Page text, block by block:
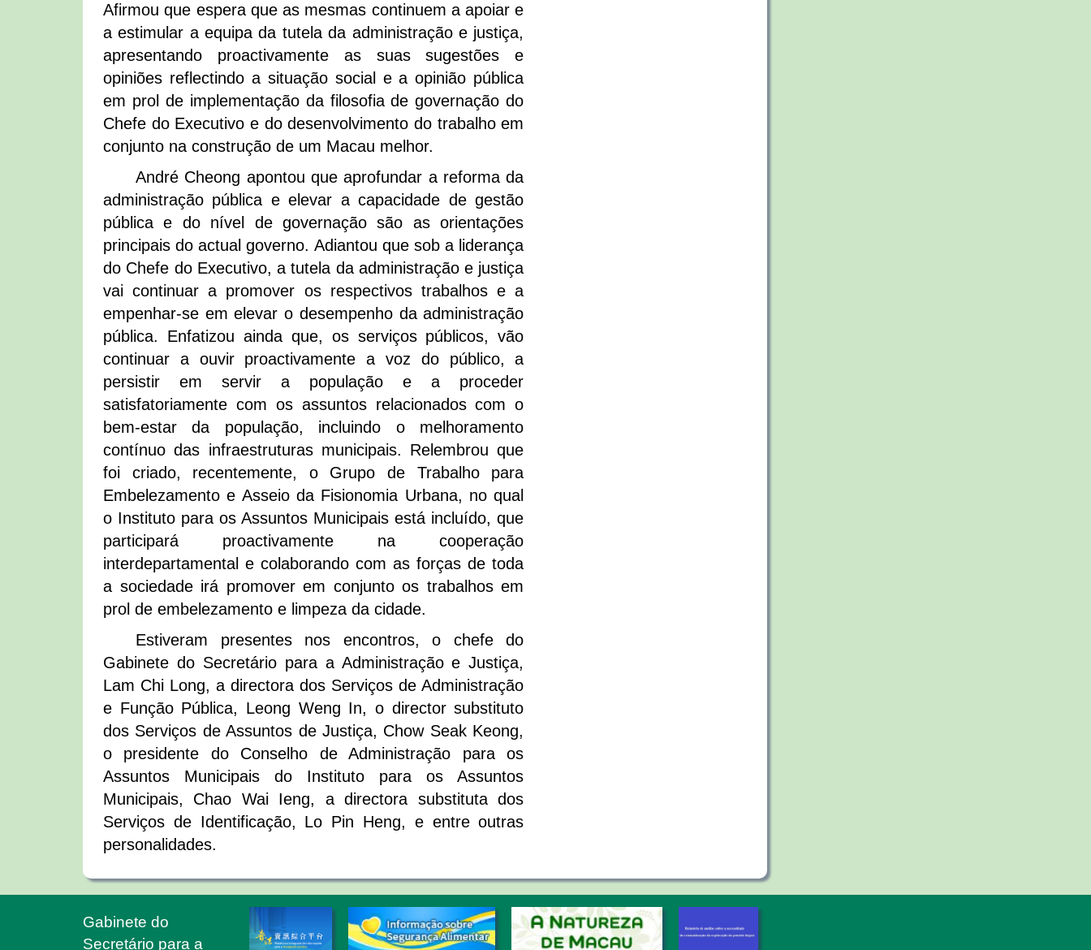
Afirmou que espera que as mesmas continuem a apoiar e
a estimular a equipa da tutela da administração e justiça,
apresentando proactivamente as suas sugestões e
opiniões reflectindo a situação social e a opinião pública
em prol de implementação da filosofia de governação do
Chefe do Executivo e do desenvolvimento do trabalho em
conjunto na construção de um Macau melhor.
André Cheong apontou que aprofundar a reforma da
administração pública e elevar a capacidade de gestão
pública e do nível de governação são as orientações
principais do actual governo. Adiantou que sob a liderança
do Chefe do Executivo, a tutela da administração e justiça
vai continuar a promover os respectivos trabalhos e a
empenhar-se em elevar o desempenho da administração
pública. Enfatizou ainda que, os serviços públicos, vão
continuar a ouvir proactivamente a voz do público, a
persistir em servir a população e a proceder
satisfatoriamente com os assuntos relacionados com o
bem-estar da população, incluindo o melhoramento
contínuo das infraestruturas municipais. Relembrou que
foi criado, recentemente, o Grupo de Trabalho para
Embelezamento e Asseio da Fisionomia Urbana, no qual
o Instituto para os Assuntos Municipais está incluído, que
participará proactivamente na cooperação
interdepartamental e colaborando com as forças de toda
a sociedade irá promover em conjunto os trabalhos em
prol de embelezamento e limpeza da cidade.
Estiveram presentes nos encontros, o chefe do
Gabinete do Secretário para a Administração e Justiça,
Lam Chi Long, a directora dos Serviços de Administração
e Função Pública, Leong Weng In, o director substituto
dos Serviços de Assuntos de Justiça, Chow Seak Keong,
o presidente do Conselho de Administração para os
Assuntos Municipais do Instituto para os Assuntos
Municipais, Chao Wai Ieng, a directora substituta dos
Serviços de Identificação, Lo Pin Heng, e entre outras
personalidades.
Gabinete do
Secretário para a